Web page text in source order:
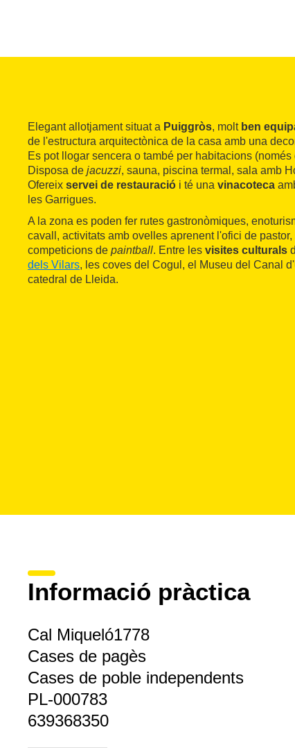
Elegant allotjament situat a Puiggròs, molt ben
de l'estructura arquitectònica de la casa amb una
Es pot llogar sencera o també per habitacions
Disposa de jacuzzi, sauna, piscina termal, sala amb
Ofereix servei de restauració i té una vinacoteca
les Garrigues.
A la zona es poden fer rutes gastronòmiques,
cavall, activitats amb ovelles aprenent l'ofici de
competicions de paintball. Entre les visites culturals
dels Vilars, les coves del Cogul, el Museu del Canal
catedral de Lleida.
Informació pràctica
Cal Miqueló1778
Cases de pagès
Cases de poble independents
PL-000783
639368350